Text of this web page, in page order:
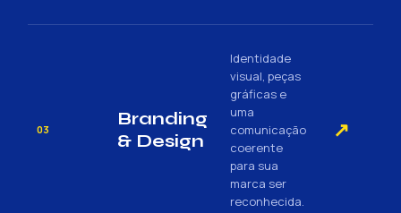
03
Branding
& Design
Identidade
visual, peças
gráficas e
uma
comunicação
coerente
para sua
marca ser
reconhecida.
↗